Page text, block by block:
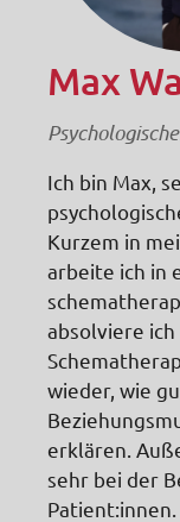
Max
Ich bin Max,
Kurzem in
arbeite ich in
absolviere
wieder, wie
erklären.
sehr bei der
Patient:innen.